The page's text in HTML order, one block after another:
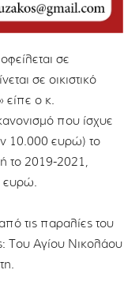
σε
σε οικιστικό
είπε ο κ.
που ίσχυε
10.000 ευρώ) το
το 2019-2021,
ευρώ.
τις παραλίες του
Του Αγίου Νικολάου